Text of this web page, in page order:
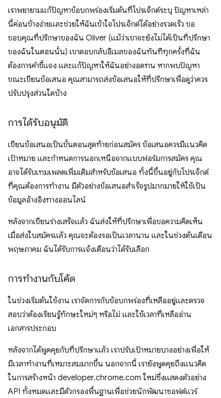
เราพยายามแก้ปัญหาข้อบกพร่องเริ่มต้นที่โปรเจ็กต์ระบุ ปัญหาเหล่า
นี้ค่อนข้างง่ายและช่วยให้ฉันเข้าใจโปรเจ็กต์ได้อย่างรวดเร็ว ขอ
ขอบคุณที่ปรึกษาของฉัน Oliver (แม้ว่าเขาจะยังไม่ได้เป็นที่ปรึกษา
ของฉันในตอนนั้น) เขาตอบกลับอีเมลของฉันทันทีทุกครั้งที่ฉัน
ต้องการคำชี้แจง และแก้ปัญหาให้ฉันอย่างอดทน หากพบปัญหา
ขณะเขียนข้อเสนอ คุณสามารถส่งข้อเสนอให้ที่ปรึกษาเพื่อดูว่าควร
ปรับปรุงส่วนใดบ้าง
การได้รับอนุมัติ
เขียนข้อเสนอเป็นขั้นตอนสุดท้ายก่อนสมัคร ข้อเสนอควรมีแนวคิด
เป้าหมาย และกำหนดการนอกเหนือจากแบบฟอร์มการสมัคร คุณ
อาจได้รับเทมเพลตเพิ่มเติมสำหรับข้อเสนอ ทั้งนี้ขึ้นอยู่กับโปรเจ็กต์
ที่คุณต้องการทำงาน มีตัวอย่างข้อเสนอสำเร็จรูปมากมายให้ใช้เป็น
ข้อมูลอ้างอิงทางออนไลน์
หลังจากเขียนร่างเสร็จแล้ว ฉันส่งให้ที่ปรึกษาเพื่อขอความคิดเห็น
เมื่อส่งใบสมัครแล้ว คุณจะต้องรอเป็นเวลานาน และในช่วงต้นเดือน
พฤษภาคม ฉันได้รับการแจ้งเตือนว่าได้รับเลือก
การทำงานกับโค้ด
ในช่วงเริ่มต้นใช้งาน เราจัดการกับข้อบกพร่องที่เหลืออยู่และตรวจ
สอบว่าต้องเรียนรู้ทักษะใหม่ๆ หรือไม่ และใช้เวลาที่เหลืออ่าน
เอกสารประกอบ
หลังจากได้พูดคุยกับที่ปรึกษาแล้ว เราปรับเป้าหมายบางอย่างเพื่อให้
มีเวลาทำงานที่เหมาะสมมากขึ้น นอกจากนี้ เรายังพูดคุยถึงแนวคิด
ในการสร้างหน้า developer.chrome.com ใหม่ซึ่งแสดงตัวอย่าง
API ทั้งหมดและมีตัวกรองพื้นฐานเพื่อช่วยนักพัฒนาซอฟต์แวร์